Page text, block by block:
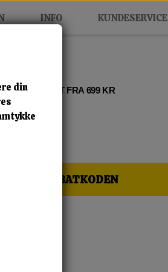
INFO KUNDESERVICE
• FRI FRAGT FRA 699 KR
OG FÅ RABATKODEN
din